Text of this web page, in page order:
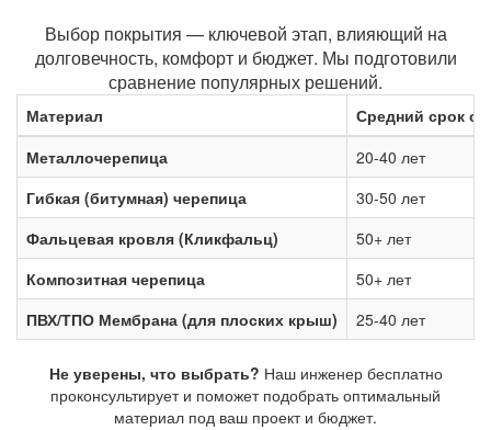
Выбор покрытия — ключевой этап, влияющий на
долговечность, комфорт и бюджет. Мы подготовили
сравнение популярных решений.
Материал
Средний срок
Металлочерепица
20-40 лет
Гибкая (битумная) черепица
30-50 лет
Фальцевая кровля (Кликфальц)
50+ лет
Композитная черепица
50+ лет
ПВХ/ТПО Мембрана (для плоских крыш)
25-40 лет
Не уверены, что выбрать? Наш инженер бесплатно
проконсультирует и поможет подобрать оптимальный
материал под ваш проект и бюджет.